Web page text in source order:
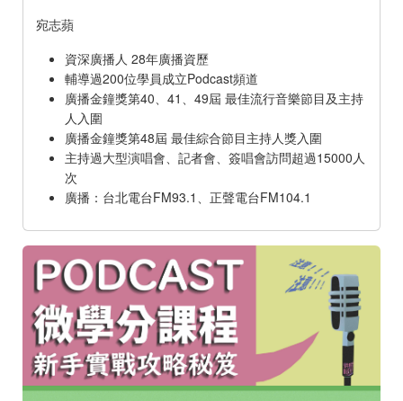
宛志蘋
資深廣播人 28年廣播資歷
輔導過200位學員成立Podcast頻道
廣播金鐘獎第40、41、49屆 最佳流行音樂節目及主持
人入圍
廣播金鐘獎第48屆 最佳綜合節目主持人獎入圍
主持過大型演唱會、記者會、簽唱會訪問超過15000人
次
廣播：台北電台FM93.1、正聲電台FM104.1